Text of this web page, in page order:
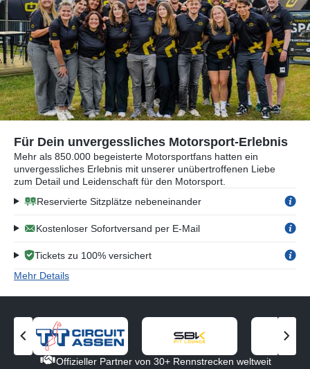
Für Dein unvergessliches Motorsport-Erlebnis
Mehr als 850.000 begeisterte Motorsportfans hatten ein
unvergessliches Erlebnis mit unserer unübertroffenen Liebe
zum Detail und Leidenschaft für den Motorsport.
Reservierte Sitzplätze nebeneinander
Kostenloser Sofortversand per E-Mail
Tickets zu 100% versichert
Mehr Details
V
o
N
ä
Offizieller Partner von 30+ Rennstrecken weltweit